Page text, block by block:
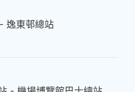
逸東邨總站